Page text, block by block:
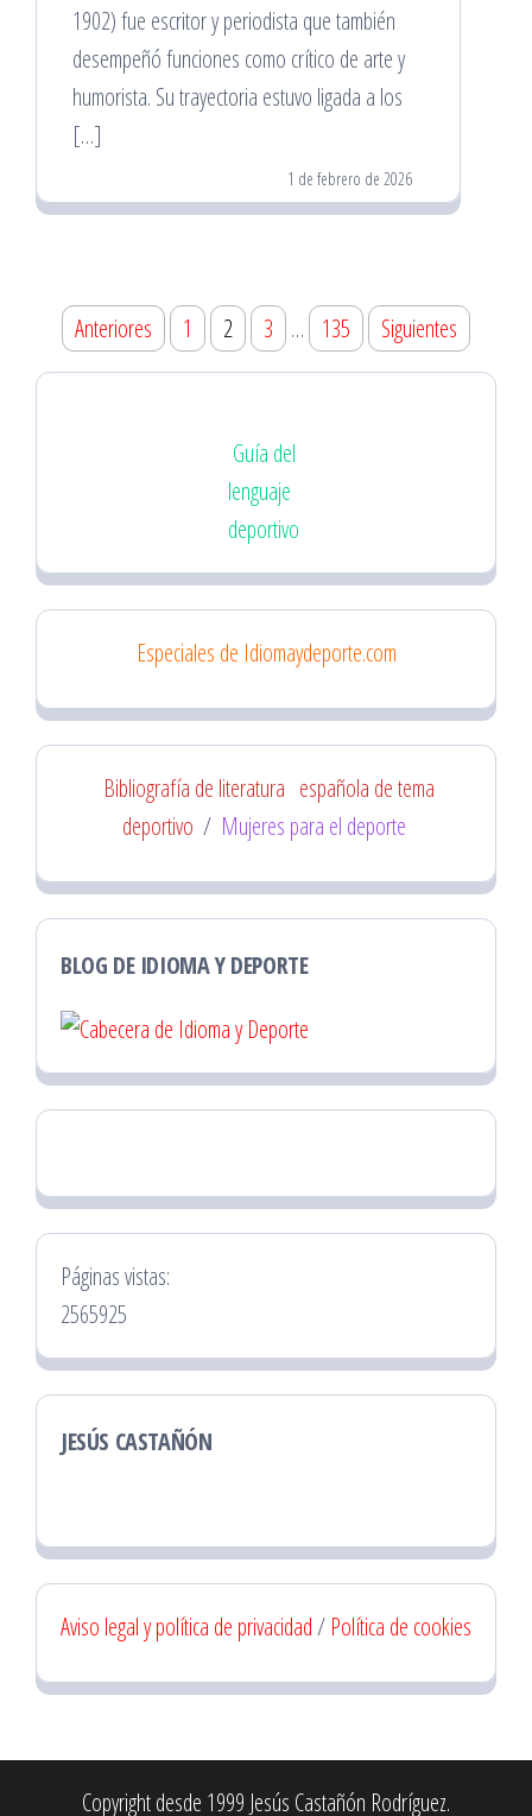
1902) fue escritor y periodista que también
desempeñó funciones como crítico de arte y
humorista. Su trayectoria estuvo ligada a los
[…]
1 de febrero de 2026
Paginación
de
Anteriores 1 2 3 … 135 Siguientes
Guía del
lenguaje
deportivo
Especiales de Idiomaydeporte.com
Bibliografía de literatura española de tema
deportivo / Mujeres para el deporte
BLOG DE IDIOMA Y DEPORTE
Páginas vistas:
2565925
JESÚS CASTAÑÓN
Aviso legal y política de privacidad/ Política de cookies
Copyright desde 1999 Jesús Castañón Rodríguez.